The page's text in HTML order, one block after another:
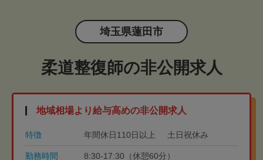
埼玉県蓮田市
柔道整復師の非公開求人
地域相場より給与高めの非公開求人
特徴 年間休日110日以上 土日祝休み
勤務時間 8:30-17:30（休憩60分）